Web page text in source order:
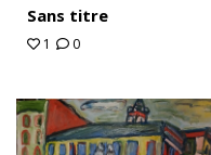
Sans titre
1 0